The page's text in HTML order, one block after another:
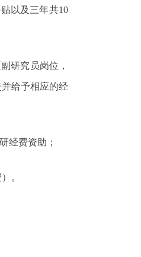
以及三年共10
研究员岗位，
给予相应的经
经费资助；
。